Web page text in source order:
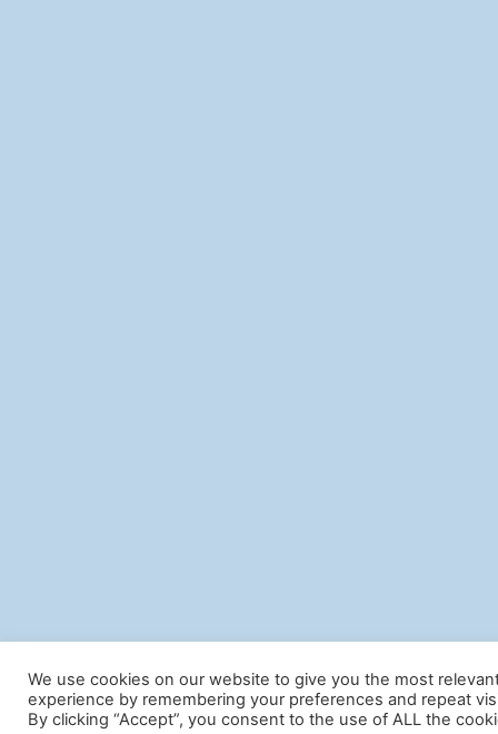
We use cookies on our website to give you the most
experience by remembering your preferences and repeat
By clicking “Accept”, you consent to the use of ALL the